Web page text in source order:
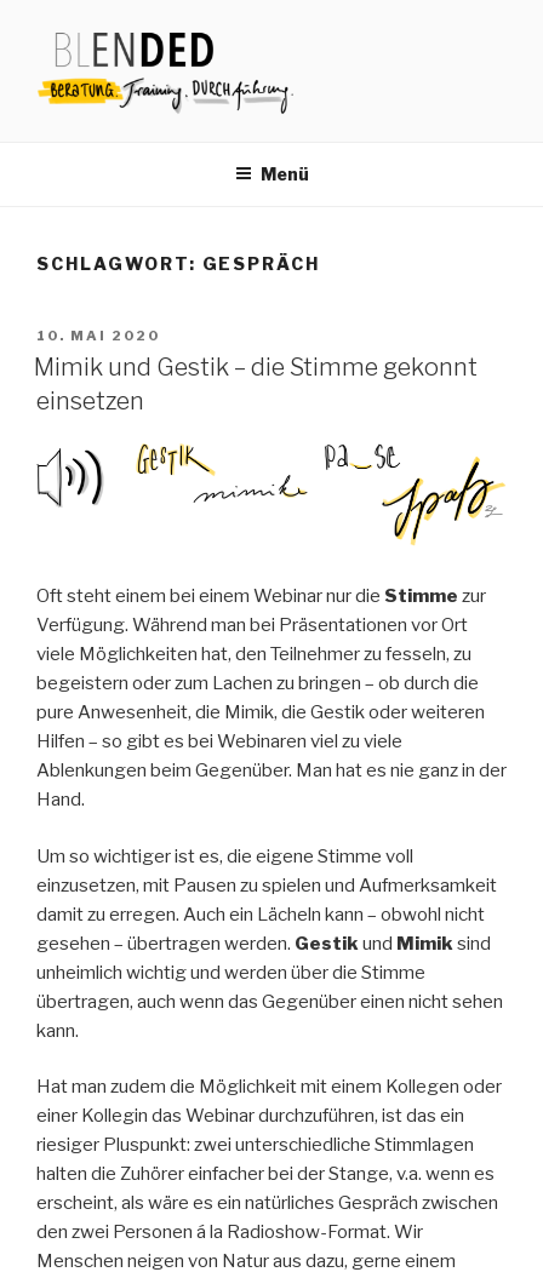
springen
Menü
SCHLAGWORT: GESPRÄCH
VERÖFFENTLICHT
AM
10. MAI 2020
Mimik und Gestik – die Stimme gekonnt
einsetzen
Oft steht einem bei einem Webinar nur die Stimme zur
Verfügung. Während man bei Präsentationen vor Ort
viele Möglichkeiten hat, den Teilnehmer zu fesseln, zu
begeistern oder zum Lachen zu bringen – ob durch die
pure Anwesenheit, die Mimik, die Gestik oder weiteren
Hilfen – so gibt es bei Webinaren viel zu viele
Ablenkungen beim Gegenüber. Man hat es nie ganz in der
Hand.
Um so wichtiger ist es, die eigene Stimme voll
einzusetzen, mit Pausen zu spielen und Aufmerksamkeit
damit zu erregen. Auch ein Lächeln kann – obwohl nicht
gesehen – übertragen werden. Gestikund Mimiksind
unheimlich wichtig und werden über die Stimme
übertragen, auch wenn das Gegenüber einen nicht sehen
kann.
Hat man zudem die Möglichkeit mit einem Kollegen oder
einer Kollegin das Webinar durchzuführen, ist das ein
riesiger Pluspunkt: zwei unterschiedliche Stimmlagen
halten die Zuhörer einfacher bei der Stange, v.a. wenn es
erscheint, als wäre es ein natürliches Gespräch zwischen
den zwei Personen á la Radioshow-Format. Wir
Menschen neigen von Natur aus dazu, gerne einem